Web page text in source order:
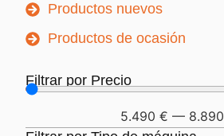
Productos nuevos
Productos de ocasión
Filtrar por Precio
5.490 € — 8.890